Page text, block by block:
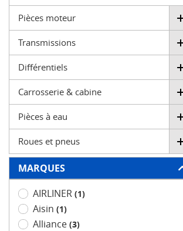
Pièces moteur
Transmissions
Différentiels
Carrosserie & cabine
Pièces à eau
Roues et pneus
MARQUES
AIRLINER (1)
Aisin (1)
Alliance (3)